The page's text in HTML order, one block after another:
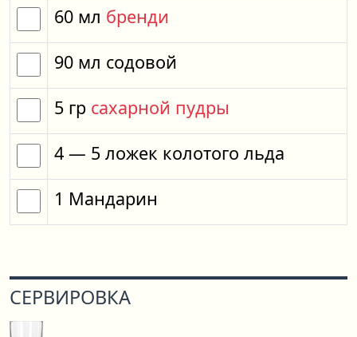
60 мл бренди
90 мл содовой
5 гр сахарной пудры
4 — 5 ложек колотого льда
1 Мандарин
СЕРВИРОВКА